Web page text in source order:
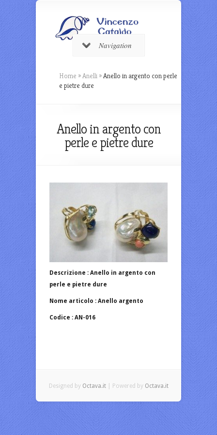
Navigation
Home » Anelli »Anello in argento con perle
e pietre dure
Anello in argento con
perle e pietre dure
Descrizione : Anello in argento con
perle e pietre dure
Nome articolo : Anello argento
Codice : AN-016
Designed by Octava.it| Powered by Octava.it